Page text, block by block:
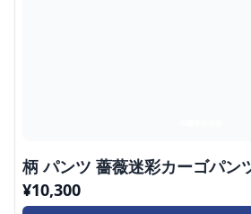
柄 パンツ 薔薇迷彩カーゴパン
¥10,300